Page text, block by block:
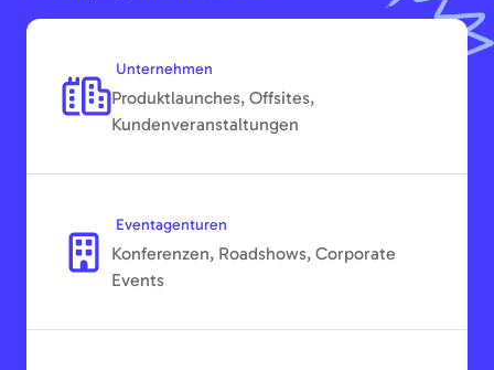
Unternehmen
Produktlaunches, Offsites,
Kundenveranstaltungen
Eventagenturen
Konferenzen, Roadshows, Corporate
Events